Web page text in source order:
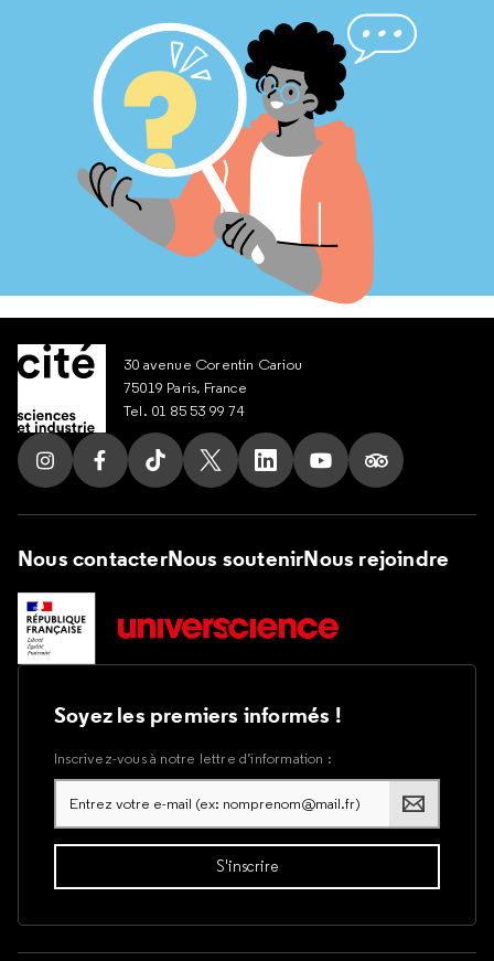
30 avenue Corentin Cariou
75019 Paris, France
Tel. 01 85 53 99 74
Suivez nous sur Instagram
Suivez nous sur Facebook
Suivez nous sur Tik Tok
Suivez nous sur X
Suivez nous sur LinkedIn
Suivez nous sur
Suivez nous
Nous contacterNous soutenirNous rejoindre
Soyez les premiers informés !
Inscrivez-vous à notre lettre d’information :